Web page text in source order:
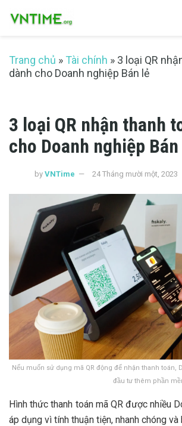
Trang chủ » Tài chính » 3 loại QR
dành cho Doanh nghiệp Bán lẻ
3 loại QR nhận thanh
cho Doanh nghiệp
by VNTime 24 Tháng mười một, 2023
Nếu muốn sử dụng mã QR động để nhận thanh toán,
đầu tư thêm phần
Hình thức thanh toán mã QR được nhiều
áp dụng vì tính thuận tiện, nhanh chóng